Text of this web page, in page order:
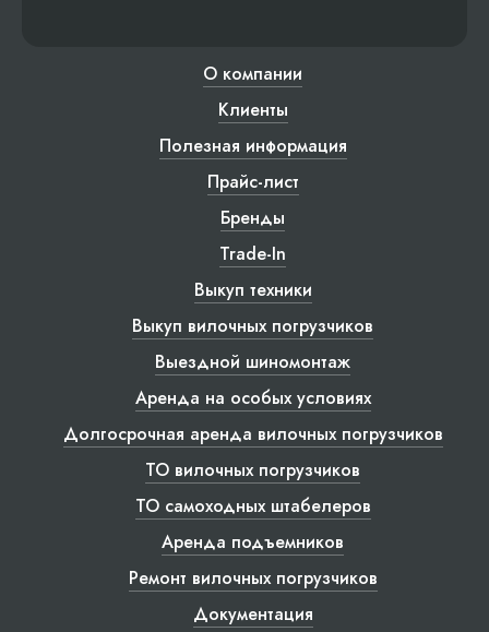
О компании
Клиенты
Полезная информация
Прайс-лист
Бренды
Trade-In
Выкуп техники
Выкуп вилочных погрузчиков
Выездной шиномонтаж
Аренда на особых условиях
Долгосрочная аренда вилочных погрузчиков
ТО вилочных погрузчиков
ТО самоходных штабелеров
Аренда подъемников
Ремонт вилочных погрузчиков
Документация